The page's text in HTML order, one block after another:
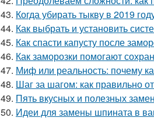
43. Когда убирать тыкву в 2019
44. Как выбрать и установить
45. Как спасти капусту после
46. Как заморозки помогают
47. Миф или реальность: почему
48. Шаг за шагом: как правильно
49. Пять вкусных и полезных
50. Идеи для замены шпината в